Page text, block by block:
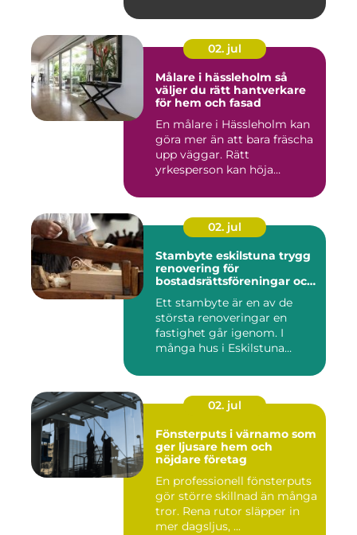
02. jul
Målare i hässleholm så
väljer du rätt hantverkare
för hem och fasad
En målare i Hässleholm kan
göra mer än att bara fräscha
upp väggar. Rätt
yrkesperson kan höja
02. jul
Stambyte eskilstuna trygg
renovering för
bostadsrättsföreningar och
Ett stambyte är en av de
största renoveringar en
fastighet går igenom. I
många hus i Eskilstuna
02. jul
Fönsterputs i värnamo som
ger ljusare hem och
nöjdare företag
En professionell fönsterputs
gör större skillnad än många
tror. Rena rutor släpper in
mer dagsljus, ...